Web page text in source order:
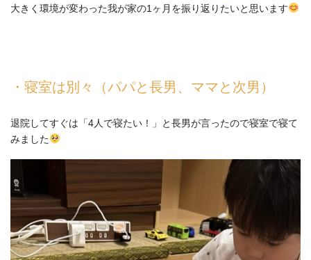
大きく環境が変わった我が家の1ヶ月を振り返りたいと思います
・寝室は別々（パパと長男、ママと次男）
退院してすぐは「4人で寝たい！」と長男が言ったので寝室で寝て
みました